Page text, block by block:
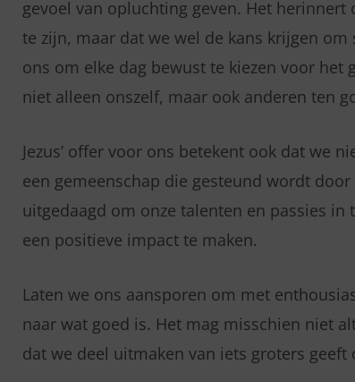
gevoel van opluchting geven. Het
te zijn, maar dat we wel de kans krijgen
ons om elke dag bewust te kiezen voor het
niet alleen onszelf, maar ook anderen ten
Jezus’ offer voor ons betekent ook dat we
een gemeenschap die gesteund wordt
uitgedaagd om onze talenten en passies
een positieve impact te maken.
Laten we ons aansporen om met
naar wat goed is. Het mag misschien niet
dat we deel uitmaken van iets groters